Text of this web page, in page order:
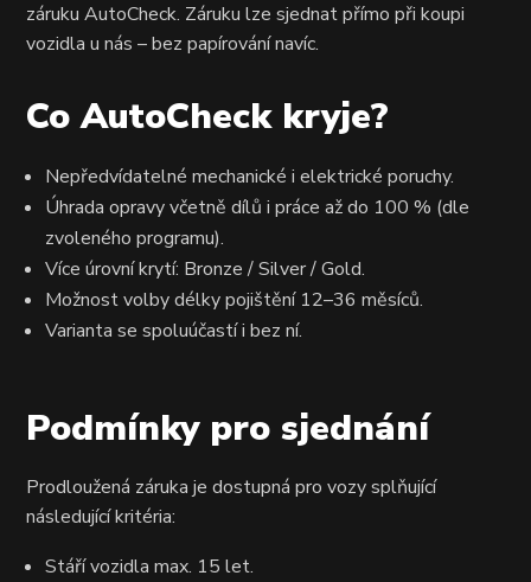
záruku AutoCheck. Záruku lze sjednat přímo při koupi
vozidla u nás – bez papírování navíc.
Co AutoCheck kryje?
Nepředvídatelné mechanické i elektrické poruchy.
Úhrada opravy včetně dílů i práce až do 100 % (dle
zvoleného programu).
Více úrovní krytí: Bronze / Silver / Gold.
Možnost volby délky pojištění 12–36 měsíců.
Varianta se spoluúčastí i bez ní.
Podmínky pro sjednání
Prodloužená záruka je dostupná pro vozy splňující
následující kritéria:
Stáří vozidla max. 15 let.